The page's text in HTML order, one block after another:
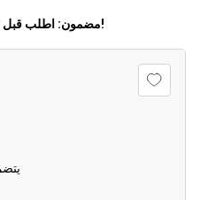
مضمون: اطلب قبل الساعة 12 ظهرًا للشحن الفوري!